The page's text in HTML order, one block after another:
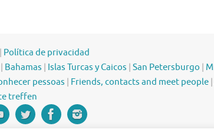
| Política de privacidad
| Bahamas | Islas Turcas y Caicos | San Petersburgo |
pessoas | Friends, contacts and meet people |
treffen